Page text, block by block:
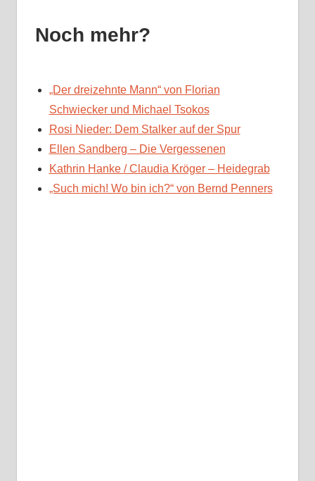
Noch mehr?
„Der dreizehnte Mann“ von Florian
Schwiecker und Michael Tsokos
Rosi Nieder: Dem Stalker auf der Spur
Ellen Sandberg – Die Vergessenen
Kathrin Hanke / Claudia Kröger – Heidegrab
„Such mich! Wo bin ich?“ von Bernd Penners